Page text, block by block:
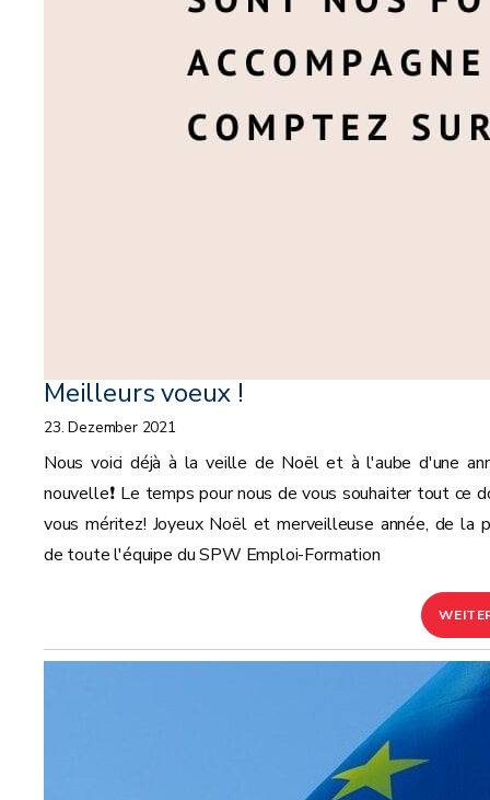
Meilleurs voeux !
23. Dezember 2021
Nous voici déjà à la veille de Noël et à l'aube d'une
nouvelle❗ Le temps pour nous de vous souhaiter tout ce
vous méritez! Joyeux Noël et merveilleuse année, de la
de toute l'équipe du SPW Emploi-Formation